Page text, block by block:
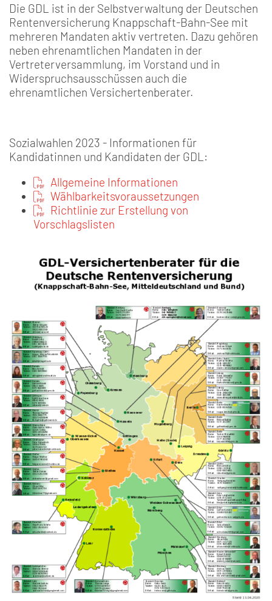
Die GDL ist in der Selbstverwaltung der Deutschen
Rentenversicherung Knappschaft-Bahn-See mit
mehreren Mandaten aktiv vertreten. Dazu gehören
neben ehrenamtlichen Mandaten in der
Vertreterversammlung, im Vorstand und in
Widerspruchsausschüssen auch die
ehrenamtlichen Versichertenberater.
Sozialwahlen 2023 - Informationen für
Kandidatinnen und Kandidaten der GDL:
Allgemeine Informationen
Wählbarkeitsvoraussetzungen
Richtlinie zur Erstellung von
Vorschlagslisten